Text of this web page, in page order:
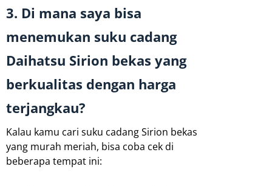
3. Di mana saya bisa
menemukan suku cadang
Daihatsu Sirion bekas yang
berkualitas dengan harga
terjangkau?
Kalau kamu cari suku cadang Sirion bekas
yang murah meriah, bisa coba cek di
beberapa tempat ini: